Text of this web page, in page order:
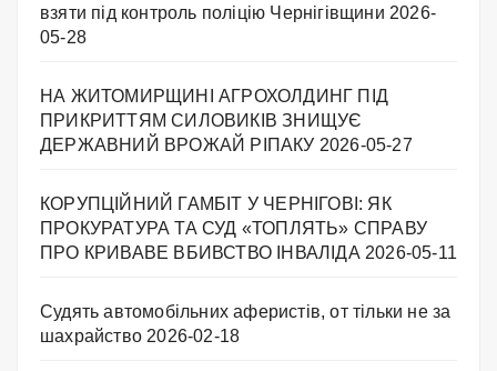
взяти під контроль поліцію Чернігівщини 2026-
05-28
НА ЖИТОМИРЩИНІ АГРОХОЛДИНГ ПІД
ПРИКРИТТЯМ СИЛОВИКІВ ЗНИЩУЄ
ДЕРЖАВНИЙ ВРОЖАЙ РІПАКУ ​ 2026-05-27
КОРУПЦІЙНИЙ ГАМБІТ У ЧЕРНІГОВІ: ЯК
ПРОКУРАТУРА ТА СУД «ТОПЛЯТЬ» СПРАВУ
ПРО КРИВАВЕ ВБИВСТВО ІНВАЛІДА 2026-05-11
Судять автомобільних аферистів, от тільки не за
шахрайство 2026-02-18